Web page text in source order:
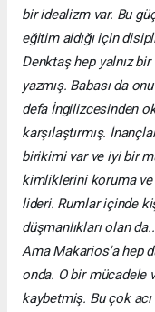
bir idealizm var. Bu
eğitim aldığı için
Denktaş hep yalnız
yazmış. Babası da
defa İngilizcesinden
karşılaştırmış.
birikimi var ve iyi bir
kimliklerini koruma ve
lideri. Rumlar içinde
düşmanlıkları olan
Ama Makarios'a hep
onda. O bir mücadele
kaybetmiş. Bu çok